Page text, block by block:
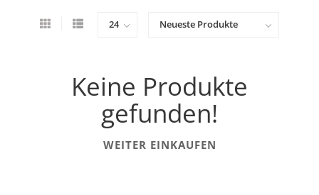
Keine Produkte
gefunden!
WEITER EINKAUFEN